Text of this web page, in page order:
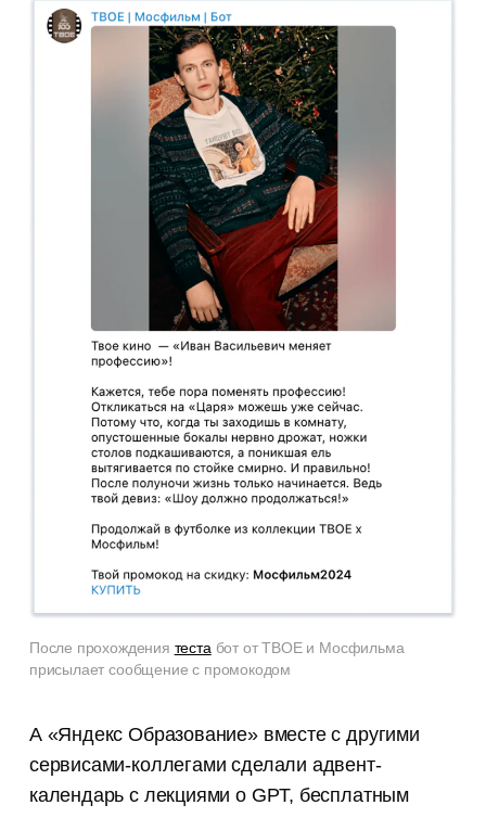
После прохождения тестабот от ТВОЕ и Мосфильма
присылает сообщение с промокодом
А «Яндекс Образование» вместе с другими
сервисами-коллегами сделали адвент-
календарь с лекциями о GPT, бесплатным
Канал для копирайтеров
и редакторов
Истории из практики, советы
и лайфхаки, которые мы нажили
за 8 лет работы контент-агентства